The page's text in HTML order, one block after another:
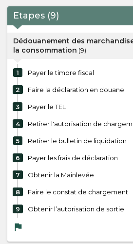
Etapes (9)
Dédouanement des
la consommation (9)
1 Payer le timbre fiscal
2 Faire la déclaration en douane
3 Payer le TEL
4 Retirer l'autorisation de
5 Retirer le bulletin de liquidation
6 Payer les frais de déclaration
7 Obtenir la Mainlevée
8 Faire le constat de chargement
9 Obtenir l’autorisation de sortie
flag